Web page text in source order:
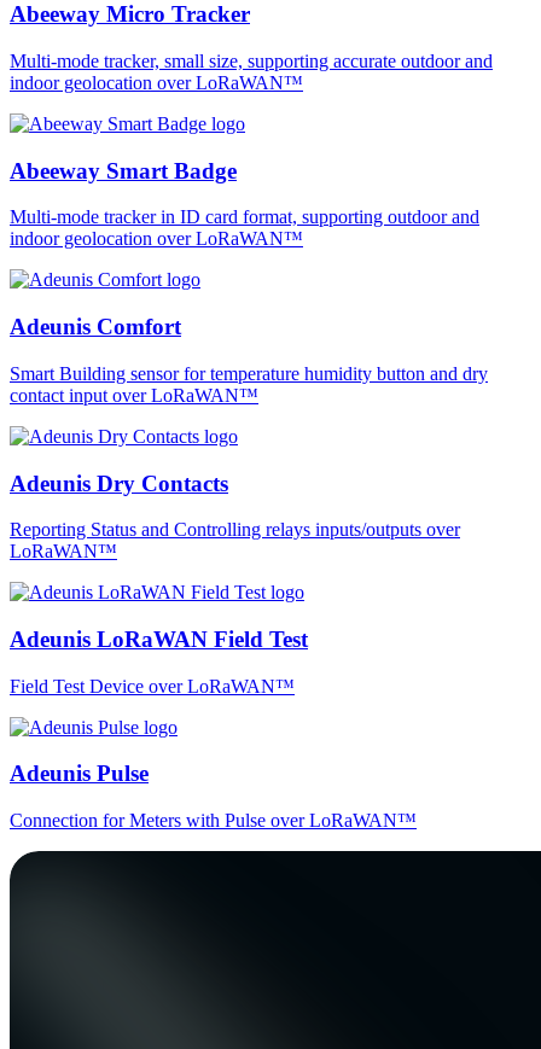
Abeeway Micro Tracker
Multi-mode tracker, small size, supporting accurate outdoor and
indoor geolocation over LoRaWAN™
Abeeway Smart Badge
Multi-mode tracker in ID card format, supporting outdoor and
indoor geolocation over LoRaWAN™
Adeunis Comfort
Smart Building sensor for temperature humidity button and dry
contact input over LoRaWAN™
Adeunis Dry Contacts
Reporting Status and Controlling relays inputs/outputs over
LoRaWAN™
Adeunis LoRaWAN Field Test
Field Test Device over LoRaWAN™
Adeunis Pulse
Connection for Meters with Pulse over LoRaWAN™